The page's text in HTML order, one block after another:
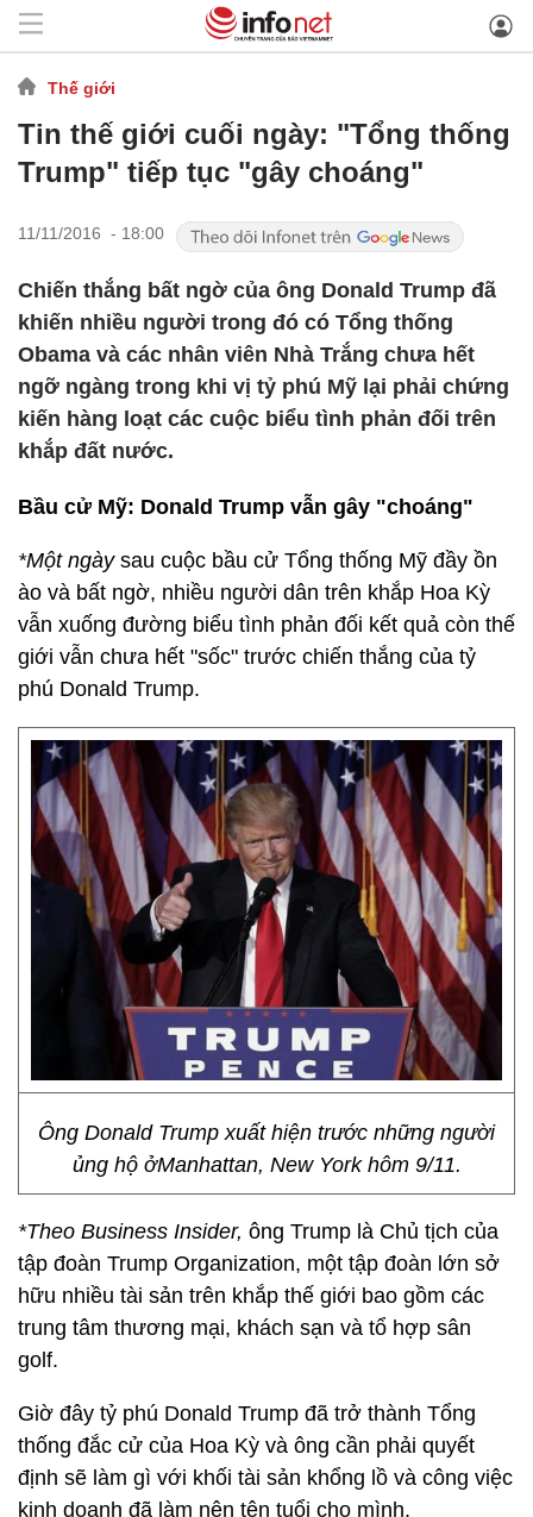
Thế giới
Tin thế giới cuối ngày: "Tổng thống
Trump" tiếp tục "gây choáng"
11/11/2016 - 18:00
Chiến thắng bất ngờ của ông Donald Trump đã
khiến nhiều người trong đó có Tổng thống
Obama và các nhân viên Nhà Trắng chưa hết
ngỡ ngàng trong khi vị tỷ phú Mỹ lại phải chứng
kiến hàng loạt các cuộc biểu tình phản đối trên
khắp đất nước.
Bầu cử Mỹ: Donald Trump vẫn gây "choáng"
*Một ngàysau cuộc bầu cử Tổng thống Mỹ đầy ồn
ào và bất ngờ, nhiều người dân trên khắp Hoa Kỳ
vẫn xuống đường biểu tình phản đối kết quả còn thế
giới vẫn chưa hết "sốc" trước chiến thắng của tỷ
phú Donald Trump.
Ông Donald Trump xuất hiện trước những người
ủng hộ ởManhattan, New York hôm 9/11.
*Theo Business Insider, ông Trump là Chủ tịch của
tập đoàn Trump Organization, một tập đoàn lớn sở
hữu nhiều tài sản trên khắp thế giới bao gồm các
trung tâm thương mại, khách sạn và tổ hợp sân
golf.
Giờ đây tỷ phú Donald Trump đã trở thành Tổng
thống đắc cử của Hoa Kỳ và ông cần phải quyết
định sẽ làm gì với khối tài sản khổng lồ và công việc
kinh doanh đã làm nên tên tuổi cho mình.